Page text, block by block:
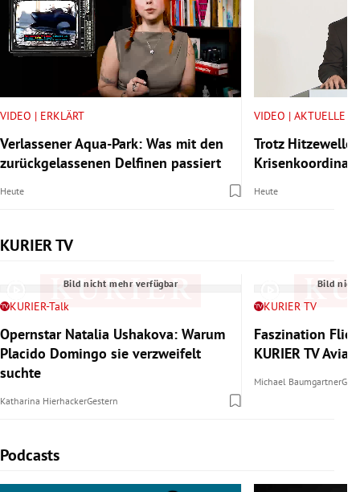
VIDEO | ERKLÄRT
Verlassener Aqua-Park: Was mit den
zurückgelassenen Delfinen passiert
Heute
VIDEO | AKTUELLE
Trotz
Heute
KURIER TV
Slide 1 von 6
Bild nicht mehr verfügbar
KURIER-Talk
Opernstar Natalia Ushakova: Warum
Placido Domingo sie verzweifelt
suchte
Katharina HierhackerGestern
Bild
KURIER TV
Faszination
KURIER TV
Michael Baumgartner
Podcasts
Slide 1 von 4